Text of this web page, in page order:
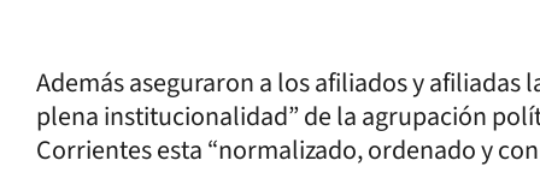
Además aseguraron a los afiliados y afiliadas
plena institucionalidad” de la agrupación
Corrientes esta “normalizado, ordenado y